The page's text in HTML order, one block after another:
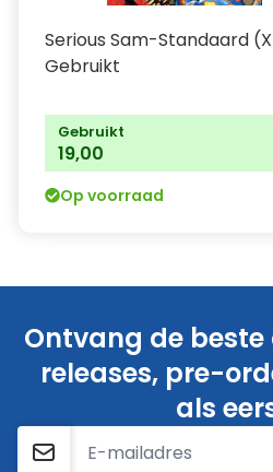
Serious Sam-Standaard
Gebruikt
Gebruikt
19,00
Op voorraad
Ontvang de
releases, pre-
als